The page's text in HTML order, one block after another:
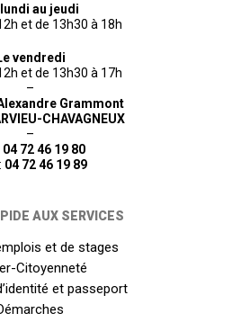
lundi au jeudi
et de 13h30 à 18h
vendredi
et de 13h30 à 17h
–
Grammont
CHAVAGNEUX
–
04 72 46 19 80
04 72 46 19 89
AUX SERVICES
et de stages
Citoyenneté
et passeport